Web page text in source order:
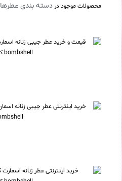
محصولات موجود در دسته بندی